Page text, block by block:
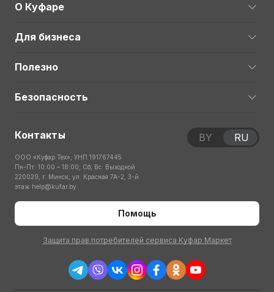
О Куфаре
Для бизнеса
Полезно
Безопасность
Контакты
ООО «Куфар Тех», УНП 191767445
Пн-Пт: 10:00 – 18:00; Сб, Вс: Выходной
220029, г. Минск, ул. Красная 7А-2, 3-й
этаж help@kufar.by
Помощь
Защита прав потребителей сервиса Куфар Маркет
BY RU